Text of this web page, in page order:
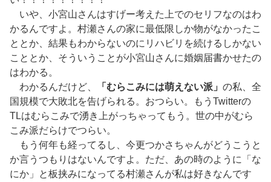
いや、小宮山さんはすげー考えた上でのセリフなのはわ
かるんですよ。村瀬さんの家に最低限しか物がなかったこ
ととか、結果もわからないのにリハビリを続けるしかない
こととか、そういうことが小宮山さんに婚姻届書かせたの
はわかる。
わかるんだけど、
「むらこみには萌えない派」 の私、全
国規模で大敗北を告げられる。おつらい。もうTwitterの
TLはむらこみで湧き上がっちゃってもう。世の中がむら
こみ派だらけでつらい。
もう何年も経ってるし、今更つかさちゃんがどうこうと
か言うつもりはないんですよ。ただ、あの時のように「な
にか」と板挟みになってる村瀬さんが私は好きなんです